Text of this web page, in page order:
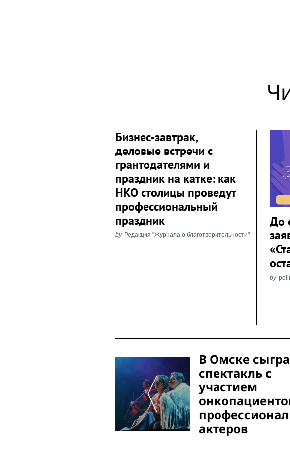
Бизнес-завтрак,
деловые встречи с
грантодателями и
праздник на катке: как
НКО столицы проведут
профессиональный
праздник
by Редакция "Журнала о благотворительности"
До
by
NavigationВ Омске
спектакль с
участием
актеров